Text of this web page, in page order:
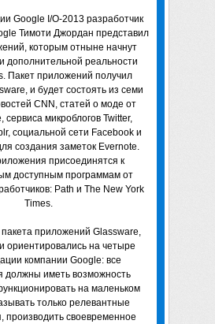
Google I/O-2013 разработчик
Тимоти Джордан представил
которым отныне начнут
дополнительной реальности
Пакет приложений получил
и будет состоять из семи
CNN, статей о моде от
сервиса микроблогов Twitter,
социальной сети Facebook и
создания заметок Evernote.
присоединятся к
доступным программам от
Path и The New York
Times.
приложений Glassware,
ориентировались на четыре
компании Google: все
должны иметь возможность
на маленьком
только релевантные
производить своевременное